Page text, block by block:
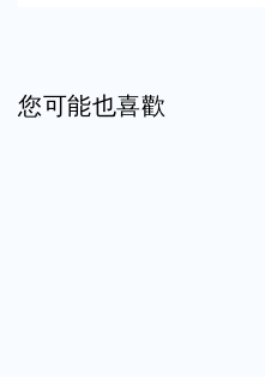
您可能也喜歡